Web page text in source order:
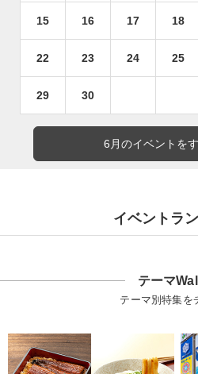
15 16 17 18
22 23 24 25
29 30
6月のイベントを
イベントラ
テーマ
テーマ別特集を